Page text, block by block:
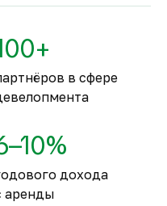
жизни
мире.
в сфере
дохода
аренды